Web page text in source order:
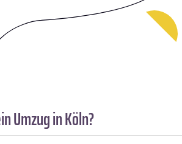
Umzug in Köln?